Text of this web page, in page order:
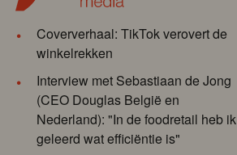
Coververhaal: TikTok verovert de
winkelrekken
Interview met Sebastiaan de Jong
(CEO Douglas België en
Nederland): "In de foodretail heb ik
geleerd wat efficiëntie is"